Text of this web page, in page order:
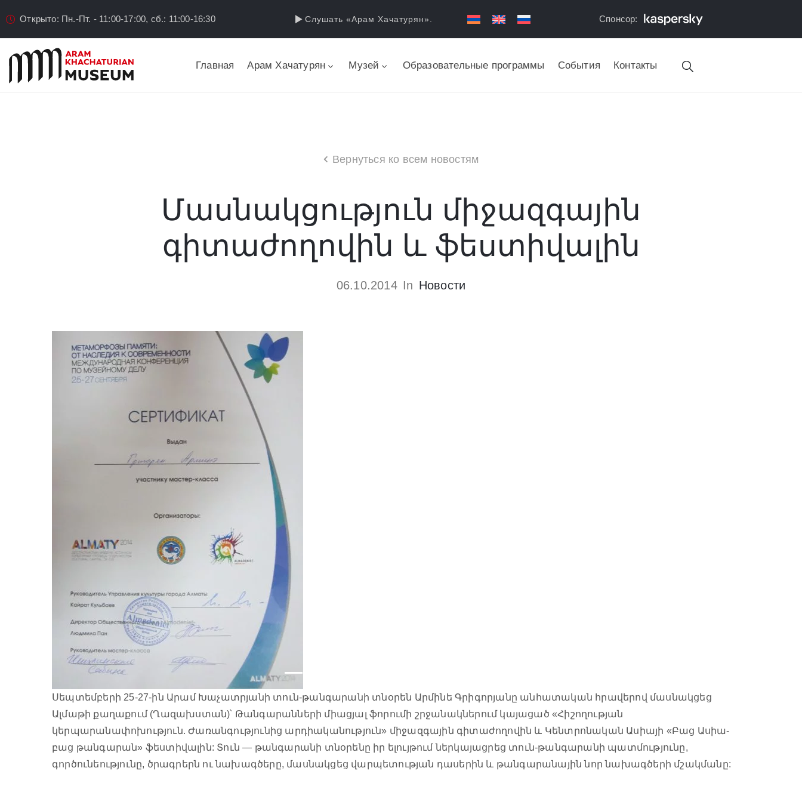
Открыто: Пн.-Пт. - 11:00-17:00, сб.: 11:00-16:30 Слушать «Арам Хачатурян». Спонсор:
Главная Арам Хачатурян Музей Образовательные программы События Контакты
Вернуться ко всем новостям
Մասնակցություն միջազգային
գիտաժողովին և ֆեստիվալին
06.10.2014 In Новости
Սեպտեմբերի 25-27-ին Արամ Խաչատրյանի տուն-թանգարանի տնօրեն Արմինե Գրիգորյանը անհատական հրավերով մասնակցեց
Ալմաթի քաղաքում (Ղազախստան)՝ Թանգարանների միացյալ ֆորումի շրջանակներում կայացած «Հիշողության
կերպարանափոխություն. Ժառանգությունից արդիականություն» միջազգային գիտաժողովին և Կենտրոնական Ասիայի «Բաց Ասիա-
բաց թանգարան» ֆեստիվալին: Տուն — թանգարանի տնօրենը իր ելույթում ներկայացրեց տուն-թանգարանի պատմությունը,
գործունեությունը, ծրագրերն ու նախագծերը, մասնակցեց վարպետության դասերին և թանգարանային նոր նախագծերի մշակմանը: